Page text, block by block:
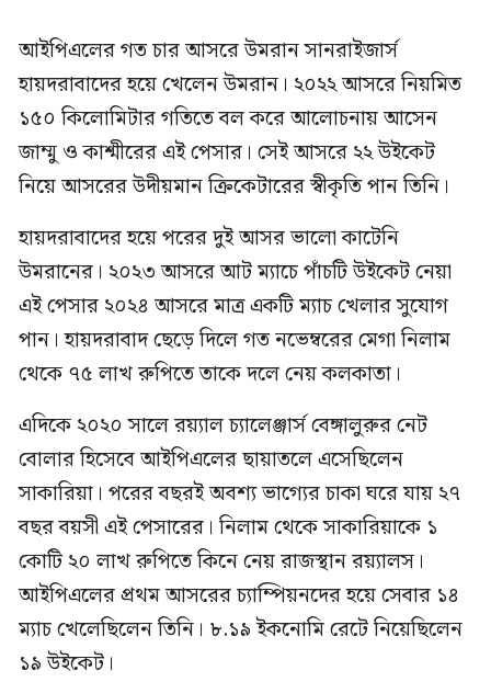
আইপিএলের গত চার আসরে উমরান সানরাইজার্স
হায়দরাবাদের হয়ে খেলেন উমরান। ২০২২ আসরে নিয়মিত
১৫০ কিলোমিটার গতিতে বল করে আলোচনায় আসেন
জাম্মু ও কাশ্মীরের এই পেসার। সেই আসরে ২২ উইকেট
নিয়ে আসরের উদীয়মান ক্রিকেটারের স্বীকৃতি পান তিনি।
হায়দরাবাদের হয়ে পরের দুই আসর ভালো কাটেনি
উমরানের। ২০২৩ আসরে আট ম্যাচে পাঁচটি উইকেট নেয়া
এই পেসার ২০২৪ আসরে মাত্র একটি ম্যাচ খেলার সুযোগ
পান। হায়দরাবাদ ছেড়ে দিলে গত নভেম্বরের মেগা নিলাম
থেকে ৭৫ লাখ রুপিতে তাকে দলে নেয় কলকাতা।
এদিকে ২০২০ সালে রয়্যাল চ্যালেঞ্জার্স বেঙ্গালুরুর নেট
বোলার হিসেবে আইপিএলের ছায়াতলে এসেছিলেন
সাকারিয়া। পরের বছরই অবশ্য ভাগ্যের চাকা ঘরে যায় ২৭
বছর বয়সী এই পেসারের। নিলাম থেকে সাকারিয়াকে ১
কোটি ২০ লাখ রুপিতে কিনে নেয় রাজস্থান রয়্যালস।
আইপিএলের প্রথম আসরের চ্যাম্পিয়নদের হয়ে সেবার ১৪
ম্যাচ খেলেছিলেন তিনি। ৮.১৯ ইকনোমি রেটে নিয়েছিলেন
১৯ উইকেট।